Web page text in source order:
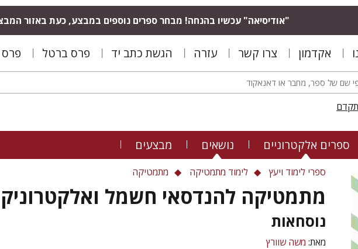
"אודיסיאה" עכשיו בהנחה! מבחר ספרים נוספים במבצע, כעת באזור
אקדמון צרו קשר עזרה הגשת כתב יד פרס ברטל פרס
ספרים אלקטרוניים נושאים מבצעים
ספרי לימוד ויעץ לימוד מתמטיקה מתמטיקה
מתמטיקה להנדסאי חשמל
נוסחאות
מאת: משה שוורץ